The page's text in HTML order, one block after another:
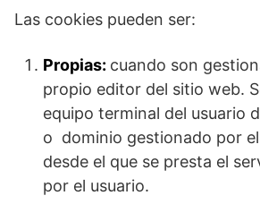
Las cookies pueden ser:
Propias: cuando son
propio editor del sitio web.
equipo terminal del usuario
o dominio gestionado por
desde el que se presta el
por el usuario.